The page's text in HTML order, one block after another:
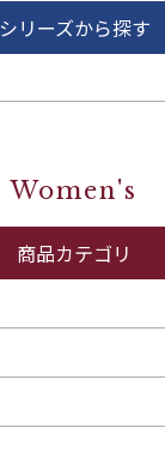
シリーズから探す
Women's
商品カテゴリ